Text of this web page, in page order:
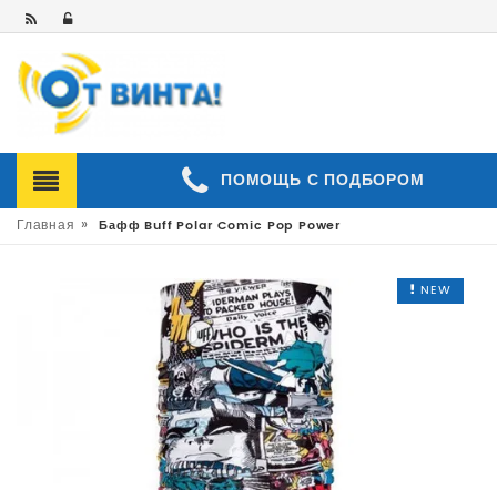
ПОМОЩЬ С ПОДБОРОМ
Главная » Бафф Buff Polar Comic Pop Power
NEW